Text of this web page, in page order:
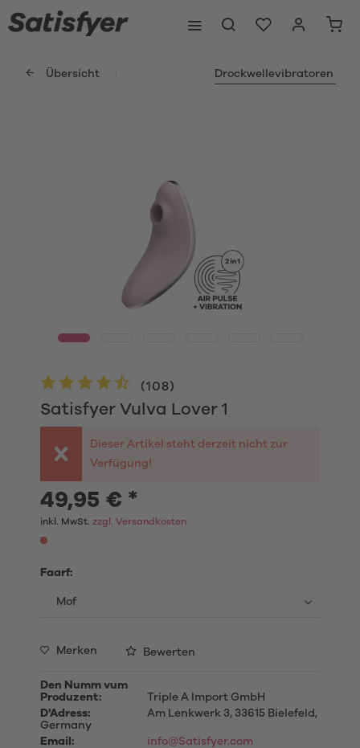
Übersicht Drockwellevibratoren
Satisfyer Vulva Lover 1
(108)
Dieser Artikel steht derzeit nicht zur
Verfügung!
49,95 € *
inkl. MwSt. zzgl. Versandkosten
Faarf:
Merken Bewerten
Den Numm vum
Produzent:
Triple A Import GmbH
D'Adress:
Am Lenkwerk 3, 33615 Bielefeld,
Germany
Email:
info@Satisfyer.com